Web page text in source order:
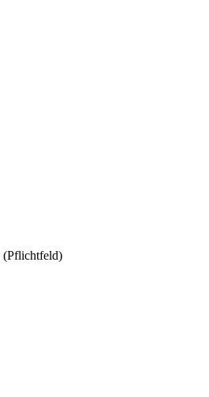
(Pflichtfeld)